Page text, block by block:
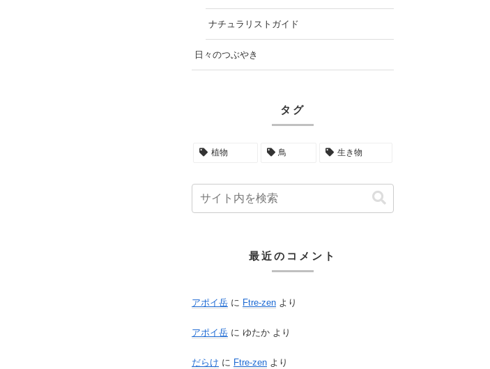
ナチュラリストガイド
日々のつぶやき
タグ
植物 鳥 生き物
最近のコメント
アポイ岳 に Ftre-zen より
アポイ岳 に ゆたか より
だらけ に Ftre-zen より